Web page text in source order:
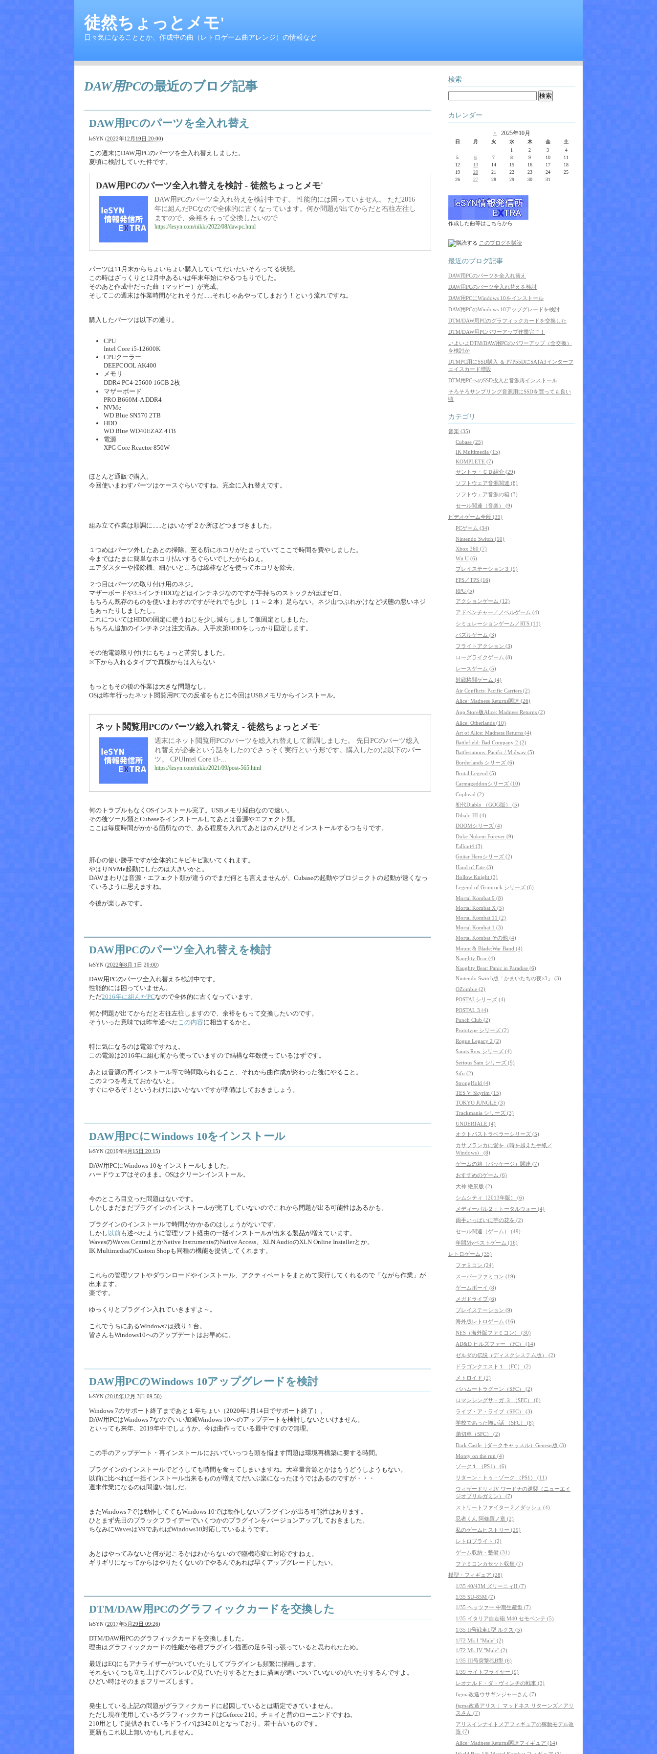
徒然ちょっとメモ'
日々気になることとか、作成中の曲（レトロゲーム曲アレンジ）の情報など
DAW用PCの最近のブログ記事
DAW用PCのパーツを全入れ替え
leSYN (2022年12月19日 20:00)
この週末にDAW用PCのパーツを全入れ替えしました。
夏頃に検討していた件です。
DAW用PCのパーツ全入れ替えを検討 - 徒然ちょっとメモ'
DAW用PCのパーツ全入れ替えを検討中です。 性能的には困っていません。 ただ2016
年に組んだPCなので全体的に古くなっています。何か問題が出てからだと右往左往し
ますので、余裕をもって交換したいので...
https://lesyn.com/nikki/2022/08/dawpc.html
パーツは11月末からちょいちょい購入していてだいたいそろってる状態。
この時はざっくりと12月中あるいは年末年始にやるつもりでした。
そのあと作成中だった曲（マッピー）が完成。
そしてこの週末は作業時間がとれそうだ......それじゃあやってしまおう！という流れですね。
購入したパーツは以下の通り。
CPU
Intel Core i5-12600K
CPUクーラー
DEEPCOOL AK400
メモリ
DDR4 PC4-25600 16GB 2枚
マザーボード
PRO B660M-A DDR4
NVMe
WD Blue SN570 2TB
HDD
WD Blue WD40EZAZ 4TB
電源
XPG Core Reactor 850W
ほとんど通販で購入。
今回使いまわすパーツはケースぐらいですね。完全に入れ替えです。
組み立て作業は順調に......とはいかず２か所ほどつまづきました。
１つめはパーツ外したあとの掃除。至る所にホコリがたまっていてここで時間を費やしました。
今まではたまに簡単なホコリ払いするぐらいでしたからねぇ。
エアダスターや掃除機、細かいところは綿棒などを使ってホコリを除去。
２つ目はパーツの取り付け用のネジ。
マザーボードや3.5インチHDDなどはインチネジなのですが手持ちのストックがほぼゼロ。
もちろん既存のものを使いまわすのですがそれでも少し（１～２本）足らない。ネジ山つぶれかけなど状態の悪いネジ
もあったりしましたし。
これについてはHDDの固定に使うねじを少し減らしまして仮固定としました。
もちろん追加のインチネジは注文済み。入手次第HDDをしっかり固定します。
その他電源取り付けにもちょっと苦労しました。
※下から入れるタイプで真横からは入らない
もっともその後の作業は大きな問題なし。
OSは昨年行ったネット閲覧用PCでの反省をもとに今回はUSBメモリからインストール。
ネット閲覧用PCのパーツ総入れ替え - 徒然ちょっとメモ'
週末にネット閲覧用PCのパーツを総入れ替えして新調しました。 先日PCのパーツ総入
れ替えが必要という話をしたのでさっそく実行という形です。購入したのは以下のパー
ツ。 CPUIntel Core i3-...
https://lesyn.com/nikki/2021/09/post-565.html
何のトラブルもなくOSインストール完了。USBメモリ経由なので速い。
その後ツール類とCubaseをインストールしてあとは音源やエフェクト類。
ここは毎度時間がかかる箇所なので、ある程度を入れてあとはのんびりとインストールするつもりです。
肝心の使い勝手ですが全体的にキビキビ動いてくれます。
やはりNVMe起動にしたのは大きいかと。
DAWまわりは音源・エフェクト類が違うのでまだ何とも言えませんが、Cubaseの起動やプロジェクトの起動が速くなっ
ているように思えますね。
今後が楽しみです。
DAW用PCのパーツ全入れ替えを検討
leSYN (2022年8月 1日 20:00)
DAW用PCのパーツ全入れ替えを検討中です。
性能的には困っていません。
ただ2016年に組んだPCなので全体的に古くなっています。
何か問題が出てからだと右往左往しますので、余裕をもって交換したいのです。
そういった意味では昨年述べたこの内容に相当するかと。
特に気になるのは電源ですねぇ。
この電源は2016年に組む前から使っていますので結構な年数使っているはずです。
あとは音源の再インストール等で時間取られること、それから曲作成が終わった後にやること。
この２つを考えておかないと。
すぐにやるぞ！というわけにはいかないですが準備はしておきましょう。
DAW用PCにWindows 10をインストール
leSYN (2019年4月15日 20:15)
DAW用PCにWindows 10をインストールしました。
ハードウェアはそのまま。OSはクリーンインストール。
今のところ目立った問題はないです。
しかしまだまだプラグインのインストールが完了していないのでこれから問題が出る可能性はあるかも。
プラグインのインストールで時間がかかるのはしょうがないです。
しかし 以前も述べたように管理ソフト経由の一括インストールが出来る製品が増えています。
WavesのWaves CentralとかNative InstrumentsのNative Access、XLN AudioのXLN Online Installerとか。
IK MultimediaのCustom Shopも同種の機能を提供してくれます。
これらの管理ソフトやダウンロードやインストール、アクティベートをまとめて実行してくれるので「ながら作業」が
出来ます。
楽です。
ゆっくりとプラグイン入れていきますよ～。
これでうちにあるWindows7は残り１台。
皆さんもWindows10へのアップデートはお早めに。
DAW用PCのWindows 10アップグレードを検討
leSYN (2018年12月 3日 09:50)
Windows 7のサポート終了まであと１年ちょい（2020年1月14日でサポート終了）。
DAW用PCはWindows 7なのでいい加減Windows 10へのアップデートを検討しないといけません。
といっても来年、2019年中でしょうか。今は曲作っている最中ですので無理。
この手のアップデート・再インストールにおいていっつも頭を悩ます問題は環境再構築に要する時間。
プラグインのインストールでどうしても時間を食ってしまいますね。大容量音源とかはもうどうしようもない。
以前に比べれば一括インストール出来るものが増えてだいぶ楽になったほうではあるのですが・・・
週末作業になるのは間違い無しだ。
またWindows 7では動作しててもWindows 10では動作しないプラグインが出る可能性はあります。
ひとまず先日のブラックフライデーでいくつかのプラグインをバージョンアップしておきました。
ちなみにWavesはV9であればWindows10対応しているようです。
あとはやってみないと何が起こるかはわからないので臨機応変に対応ですねぇ。
ギリギリになってからはやりたくないのでやるんであれば早くアップグレードしたい。
DTM/DAW用PCのグラフィックカードを交換した
leSYN (2017年5月29日 09:26)
DTM/DAW用PCのグラフィックカードを交換しました。
理由はグラフィックカードの性能が各種プラグイン描画の足を引っ張っていると思われたため。
最近はEQにもアナライザーがついていたりしてプラグインも頻繁に描画します。
それをいくつも立ち上げてパラレルで見ていたりするとたまに描画が追いついていないのがいたりするんですよ。
ひどい時はそのままフリーズします。
発生している上記の問題がグラフィクカードに起因しているとは断定できていません。
ただし現在使用しているグラフィックカードはGeforce 210。チョイと昔のローエンドですね。
210用として提供されているドライバは342.01となっており、若干古いものです。
更新もこれ以上無いかもしれません。
検索
カレンダー
< 2025年10月
日 月 火 水 木 金
土
1
2 3
4
5
6 7 8 9 10
11
12
13 14 15 16 17
18
19
20 21 22 23 24
25
26
27 28 29 30 31
作成した曲等はこちらから
このブログを購読
最近のブログ記事
DAW用PCのパーツを全入れ替え
DAW用PCのパーツ全入れ替えを検討
DAW用PCにWindows 10をインストール
DAW用PCのWindows 10アップグレードを検討
DTM/DAW用PCのグラフィックカードを交換した
DTM/DAW用PCパワーアップ作業完了！
いよいよDTM/DAW用PCのパワーアップ（全交換）
を検討か
DTMPC用にSSD購入 ＆ P7P55DにSATA3インターフ
ェイスカード増設
DTM用PCへのSSD投入と音源再インストール
そろそろサンプリング音源用にSSDを買っても良い
頃
カテゴリ
音楽 (35)
Cubase (25)
IK Multimedia (15)
KOMPLETE (7)
サントラ・ＣＤ紹介 (29)
ソフトウェア音源関連 (8)
ソフトウェア音源の箱 (3)
セール関連（音楽） (9)
ビデオゲーム全般 (39)
PCゲーム (34)
Nintendo Switch (10)
Xbox 360 (7)
Wii U (6)
プレイステーション３ (9)
FPS／TPS (16)
RPG (5)
アクションゲーム (12)
アドベンチャー／ノベルゲーム (4)
シミュレーションゲーム／RTS (11)
パズルゲーム (3)
フライトアクション (3)
ローグライクゲーム (8)
レースゲーム (5)
対戦格闘ゲーム (4)
Air Conflicts: Pacific Carriers (2)
Alice: Madness Returns関連 (26)
App Store版Alice: Madness Returns (2)
Alice: Otherlands (10)
Art of Alice: Madness Returns (4)
Battlefield: Bad Company 2 (2)
Battlestations: Pacific / Midway (5)
Borderlands シリーズ (6)
Brutal Legend (5)
Carmageddonシリーズ (10)
Cuphead (2)
初代Diablo （GOG版） (5)
Dibalo III (4)
DOOMシリーズ (4)
Duke Nukem Forever (9)
Fallout4 (3)
Guitar Heroシリーズ (2)
Hand of Fate (3)
Hollow Knight (3)
Legend of Grimrock シリーズ (6)
Mortal Kombat 9 (8)
Mortal Kombat X (5)
Mortal Kombat 11 (2)
Mortal Kombat 1 (3)
Mortal Kombat その他 (4)
Mount & Blade:War Band (4)
Naughty Bear (4)
Naughty Bear: Panic in Paradise (6)
Nintendo Switch版「かまいたちの夜×3」 (3)
OZombie (2)
POSTALシリーズ (4)
POSTAL 3 (4)
Punch Club (2)
Prototype シリーズ (2)
Rogue Legacy 2 (2)
Saints Row シリーズ (4)
Serious Sam シリーズ (9)
Sifu (2)
StrongHold (4)
TES V: Skyrim (15)
TOKYO JUNGLE (3)
Trackmania シリーズ (3)
UNDERTALE (4)
オクトパストラベラーシリーズ (5)
カサブランカに愛を（時を越えた手紙／
Windows） (8)
ゲームの箱（パッケージ）関連 (7)
おすすめのゲーム (6)
大神 絶景版 (2)
シムシティ（2013年版） (6)
メディーバル２：トータルウォー (4)
両手いっぱいに芋の花を (2)
セール関連（ゲーム） (49)
年間Myベストゲーム (16)
レトロゲーム (35)
ファミコン (24)
スーパーファミコン (19)
ゲームボーイ (8)
メガドライブ (6)
プレイステーション (9)
海外版レトロゲーム (16)
NES（海外版ファミコン） (30)
AD&D ヒルズファー （FC） (14)
ゼルダの伝説（ディスクシステム版） (2)
ドラゴンクエスト１ （FC） (2)
メトロイド (2)
バハムートラグーン（SFC） (2)
ロマンシングサ・ガ ３ （SFC） (6)
ライブ・ア・ライブ（SFC） (3)
学校であった怖い話 （SFC） (8)
弟切草（SFC） (2)
Dark Castle（ダークキャッスル）Genesis版 (3)
Monty on the run (4)
ゾーク１ （PS1） (6)
リターン・トゥ・ゾーク （PS1） (11)
ウィザードリィIV ワードナの逆襲（ニューエイ
ジオブリルガミン） (7)
ストリートファイター２／ダッシュ (4)
忍者くん 阿修羅ノ章 (2)
私のゲームヒストリー (29)
レトロブライト (2)
ゲーム収納・整備 (31)
ファミコンカセット収集 (7)
模型・フィギュア (28)
1/35 40/43M ズリーニィII (7)
1/35 SU-85M (7)
1/35 ヘッツァー 中期生産型 (7)
1/35 イタリア自走砲 M40 セモベンテ (5)
1/35 II号戦車L型 ルクス (5)
1/72 Mk.I "Male" (2)
1/72 Mk.IV "Male" (2)
1/35 III号突撃砲B型 (6)
1/39 ライトフライヤー (9)
レオナルド・ダ・ヴィンチの戦車 (3)
figma改造ウサギンジャーさん (7)
figma改造アリス： マッドネス リターンズ／アリ
スさん (7)
アリスインナイトメアフィギュアの稼動モデル改
造 (7)
Alice: Madness Returns関連フィギュア (14)